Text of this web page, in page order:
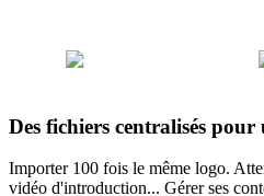
Des fichiers centralisés pour
Importer 100 fois le même logo.
vidéo d'introduction... Gérer ses